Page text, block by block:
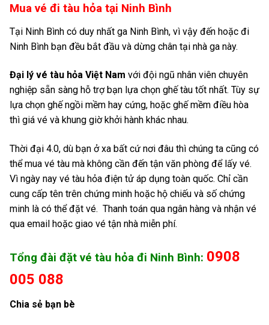
Ninh
Ninh
4.
Hóa –
Ninh
Bình
4. Tam
Ninh
Bình
4. Ma Lâm – Ninh
Minh
Khôi –
Ninh
Bình
Thành
– Ninh
Bình
Ninh Bình
6. Chợ
Ninh
6.
Ngãi –
6. Long Khánh –
Mua vé đi tàu hỏa tại Ninh Bình
Tại Ninh Bình có duy nhất ga Ninh Bình, vì vậy đến hoặc đi
Ninh Bình bạn đều bắt đầu và dừng chân tại nhà ga này.
Đại lý vé tàu hỏa Việt Nam với đội ngũ nhân viên chuyên
nghiệp sẵn sàng hỗ trợ bạn lựa chọn ghế tàu tốt nhất. Tùy sự
lựa chọn ghế ngồi mềm hay cứng, hoặc ghế mềm điều hòa
thì giá vé và khung giờ khởi hành khác nhau.
Thời đại 4.0, dù bạn ở xa bất cứ nơi đâu thì chúng ta cũng có
thể mua vé tàu mà không cần đến tận văn phòng để lấy vé.
Vì ngày nay vé tàu hỏa điện tử áp dụng toàn quốc. Chỉ cần
cung cấp tên trên chứng minh hoặc hộ chiếu và số chứng
minh là có thể đặt vé. Thanh toán qua ngân hàng và nhận vé
qua email hoặc giao vé tận nhà miễn phí.
Tổng đài đặt vé tàu hỏa đi Ninh Bình: 0908
005 088
Chia sẻ bạn bè